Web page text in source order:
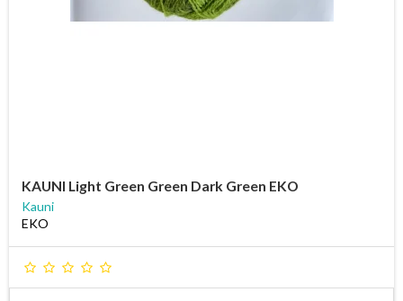
KAUNI Light Green Green Dark Green EKO
Kauni
EKO